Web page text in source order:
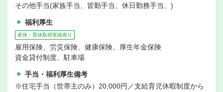
その他手当(家族手当、皆勤手当、休日勤務手当、)
福利厚生
産休・育休取得実績有り
雇用保険、労災保険、健康保険、厚生年金保険
資金貸付制度、駐車場
手当・福利厚生備考
※住宅手当（世帯主のみ）20,000円／支給育児休暇制度から